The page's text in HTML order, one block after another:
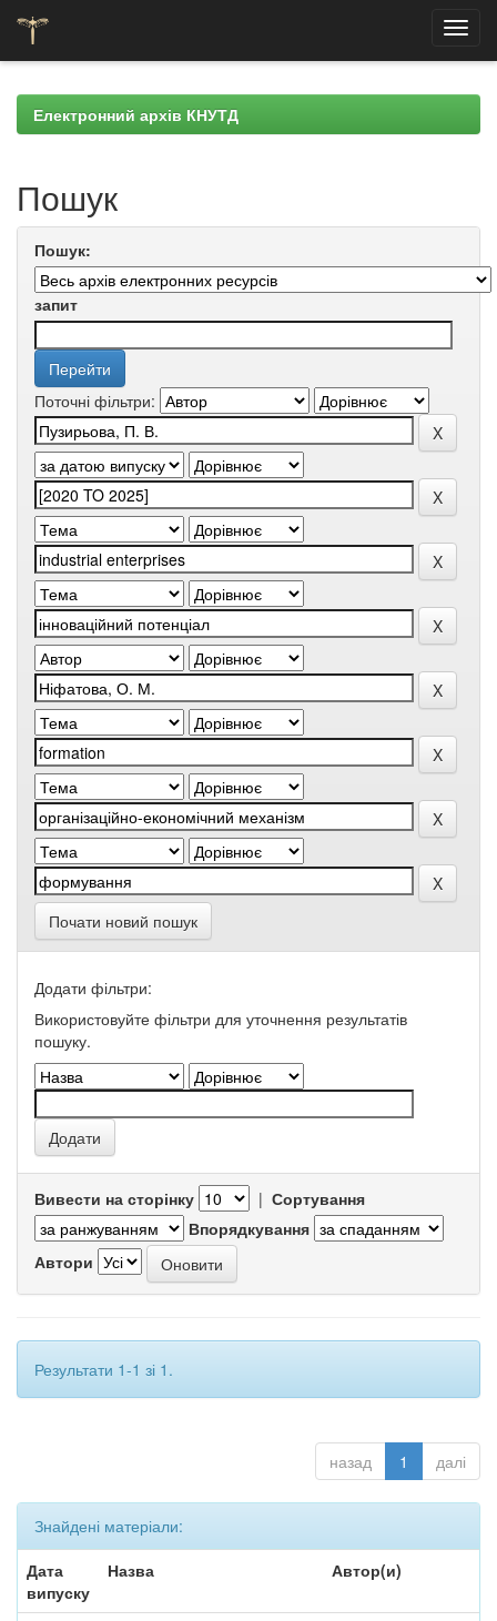
navigationЕлектронний архів КНУТД
Пошук
Пошук:
запит
Поточні фільтри:
Почати новий пошук
Додати фільтри:
Використовуйте фільтри для уточнення результатів
пошуку.
Вивести на сторінку | Сортування
Впорядкування
Автори
Результати 1-1 зі 1.
назад 1 далі
Знайдені матеріали:
Дата
випуску
Назва Автор(и)